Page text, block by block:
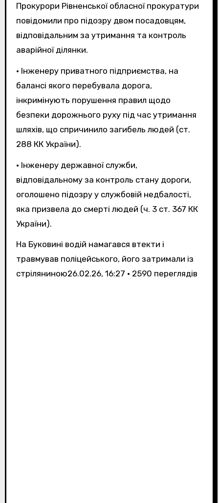
Прокурори Рівненської обласної прокуратури
повідомили про підозру двом посадовцям,
відповідальним за утримання та контроль
аварійної ділянки.
• Інженеру приватного підприємства, на
балансі якого перебувала дорога,
інкримінують порушення правил щодо
безпеки дорожнього руху під час утримання
шляхів, що спричинило загибель людей (ст.
288 КК України).
• Інженеру державної служби,
відповідальному за контроль стану дороги,
оголошено підозру у службовій недбалості,
яка призвела до смерті людей (ч. 3 ст. 367 КК
України).
На Буковині водій намагався втекти і
травмував поліцейського, його затримали із
стріляниною26.02.26, 16:27 • 2590 переглядiв